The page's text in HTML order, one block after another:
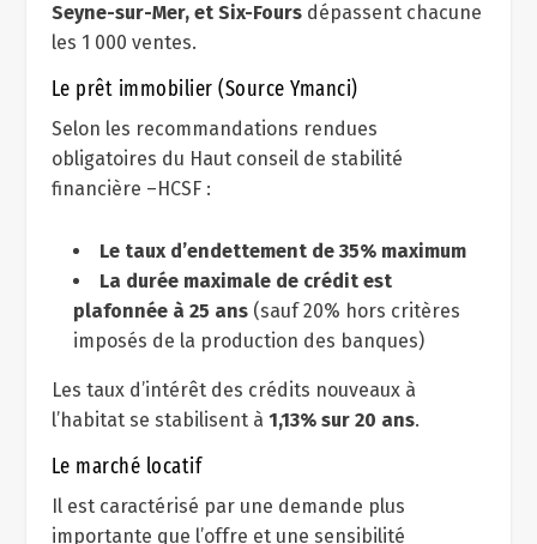
Seyne-sur-Mer, et Six-Foursdépassent chacune
les 1 000 ventes.
Le prêt immobilier (Source Ymanci)
Selon les recommandations rendues
obligatoires du Haut conseil de stabilité
financière –HCSF :
Le taux d’endettement de 35% maximum
La durée maximale de crédit est
plafonnée à 25 ans(sauf 20% hors critères
imposés de la production des banques)
Les taux d’intérêt des crédits nouveaux à
l’habitat se stabilisent à 1,13% sur 20 ans.
Le marché locatif
Il est caractérisé par une demande plus
importante que l’offre et une sensibilité